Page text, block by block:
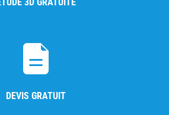
DEVIS GRATUIT